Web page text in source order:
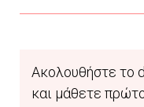
Ακολουθήστε το
και μάθετε